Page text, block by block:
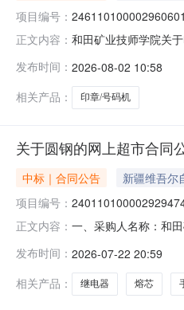
项目编号：
正文内容： 和田矿业技师学院关
编码:653224项目所
发布时间： 2026-08-02 10:58
相关产品：
印章/号码机
关于圆钢的网上超市合同
中标｜合同公告 新疆维吾尔
项目编号：
正文内容： 一、采购人名称：和
村垃圾桶山头林村垃
发布时间： 2026-07-22 20:59
相关产品：
继电器 熔芯